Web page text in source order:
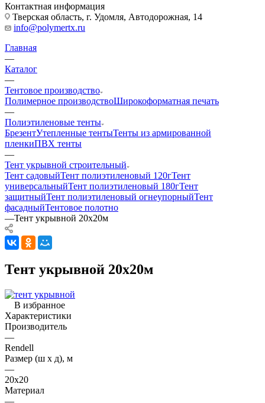
Контактная информация
Тверская область, г. Удомля, Автодорожная, 14
info@polymertx.ru
Главная
—
Каталог
—
Тентовое производство
Полимерное производствоШирокоформатная печать
—
Полиэтиленовые тенты
БрезентУтепленные тентыТенты из армированной
пленкиПВХ тенты
—
Тент укрывной строительный
Тент садовыйТент полиэтиленовый 120гТент
универсальныйТент полиэтиленовый 180гТент
защитныйТент полиэтиленовый огнеупорныйТент
фасадныйТентовое полотно
—Тент укрывной 20х20м
Тент укрывной 20х20м
В избранное
Характеристики
Производитель
—
Rendell
Размер (ш х д), м
—
20х20
Материал
—